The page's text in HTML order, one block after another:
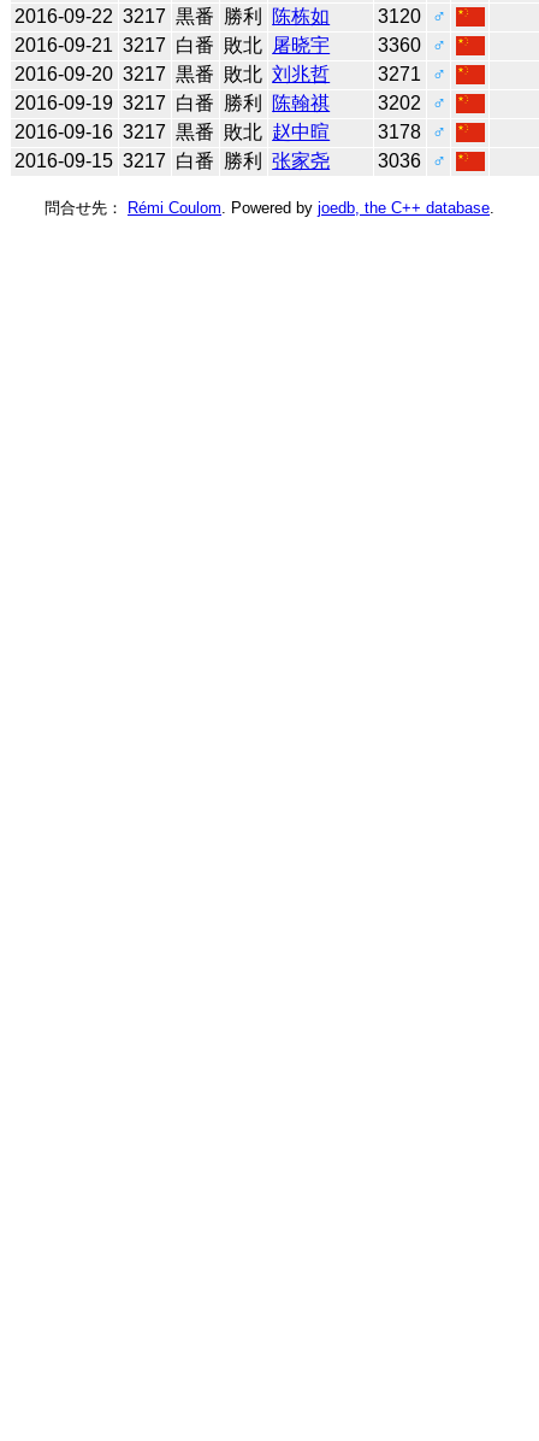
2016-09-22 3217 黒番 勝利 陈栋如 3120
♂
2016-09-21 3217 白番 敗北 屠晓宇 3360
♂
2016-09-20 3217 黒番 敗北 刘兆哲 3271
♂
2016-09-19 3217 白番 勝利 陈翰祺 3202
♂
2016-09-16 3217 黒番 敗北 赵中暄 3178
♂
2016-09-15 3217 白番 勝利 张家尧 3036 ♂
問合せ先： Rémi Coulom . Powered by joedb, the C++ database